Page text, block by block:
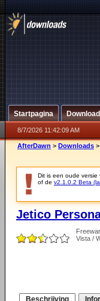
Startpagina
8/7/2026 11:42:09 AM
AfterDawn > Downloads >
Dit is een oude
of de v2.1.0.2 Beta
Jetico
Vista /
Beschrijving